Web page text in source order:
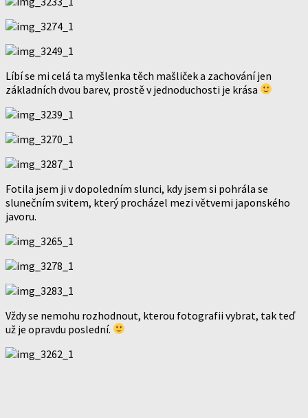
Líbí se mi celá ta myšlenka těch mašliček a zachování jen
základních dvou barev, prostě v jednoduchosti je krása
Fotila jsem ji v dopoledním slunci, kdy jsem si pohrála se
slunečním svitem, který procházel mezi větvemi japonského
javoru.
Vždy se nemohu rozhodnout, kterou fotografii vybrat, tak teď
už je opravdu poslední.